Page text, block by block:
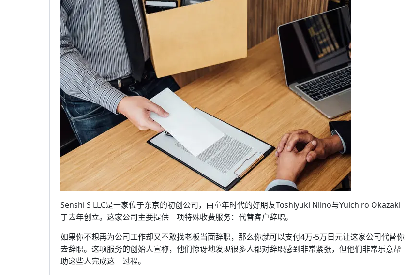
Senshi S LLC是一家位于东京的初创公司，由童年时代的好朋友Toshiyuki Niino与Yuichiro Okazaki
于去年创立。这家公司主要提供一项特殊收费服务：代替客户辞职。
如果你不想再为公司工作却又不敢找老板当面辞职，那么你就可以支付4万-5万日元让这家公司代替你
去辞职。这项服务的创始人宣称，他们惊讶地发现很多人都对辞职感到非常紧张，但他们非常乐意帮
助这些人完成这一过程。